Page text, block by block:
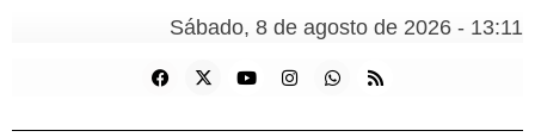
Sábado, 8 de agosto de 2026 - 13:11